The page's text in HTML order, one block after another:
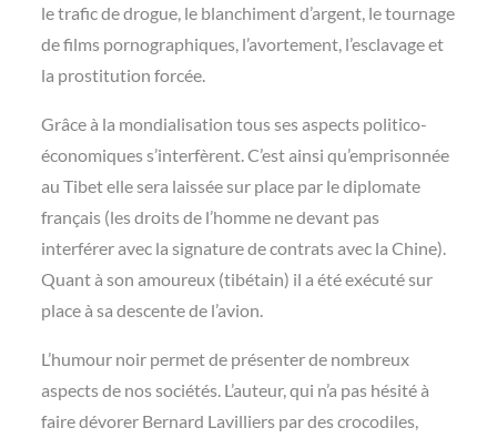
le trafic de drogue, le blanchiment d’argent, le tournage
de films pornographiques, l’avortement, l’esclavage et
la prostitution forcée.
Grâce à la mondialisation tous ses aspects politico-
économiques s’interfèrent. C’est ainsi qu’emprisonnée
au Tibet elle sera laissée sur place par le diplomate
français (les droits de l’homme ne devant pas
interférer avec la signature de contrats avec la Chine).
Quant à son amoureux (tibétain) il a été exécuté sur
place à sa descente de l’avion.
L’humour noir permet de présenter de nombreux
aspects de nos sociétés. L’auteur, qui n’a pas hésité à
faire dévorer Bernard Lavilliers par des crocodiles,